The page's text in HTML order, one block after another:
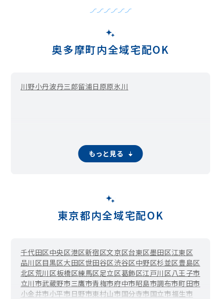
奥多摩町内全域宅配OK
川野小丹波丹三郎留浦日原原氷川
もっと見る
東京都内全域宅配OK
千代田区中央区港区新宿区文京区台東区墨田区江東区
品川区目黒区大田区世田谷区渋谷区中野区杉並区豊島区
北区荒川区板橋区練馬区足立区葛飾区江戸川区八王子市
立川市武蔵野市三鷹市青梅市府中市昭島市調布市町田市
小金井市小平市 日野市東村山市国分寺市国立市福生市